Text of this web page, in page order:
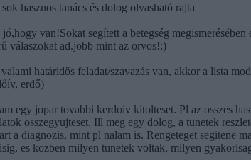
hasznos tanács és dolog olvasható rajta
van!Sokat segített a betegség
válaszokat ad.jobb mint az orvos!:)
határidős feladat/szavazás van, akkor a lista
erdő)
egy jopar tovabbi kerdoiv kitolteset. Pl az osszes
osszegyujteset. Ill meg egy dolog, a tunetek
a diagnozis, mint pl nalam is. Rengeteget segitene
es kozben milyen tunetek voltak, milyen